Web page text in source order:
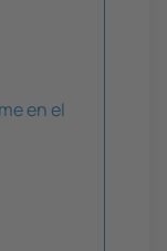
en el